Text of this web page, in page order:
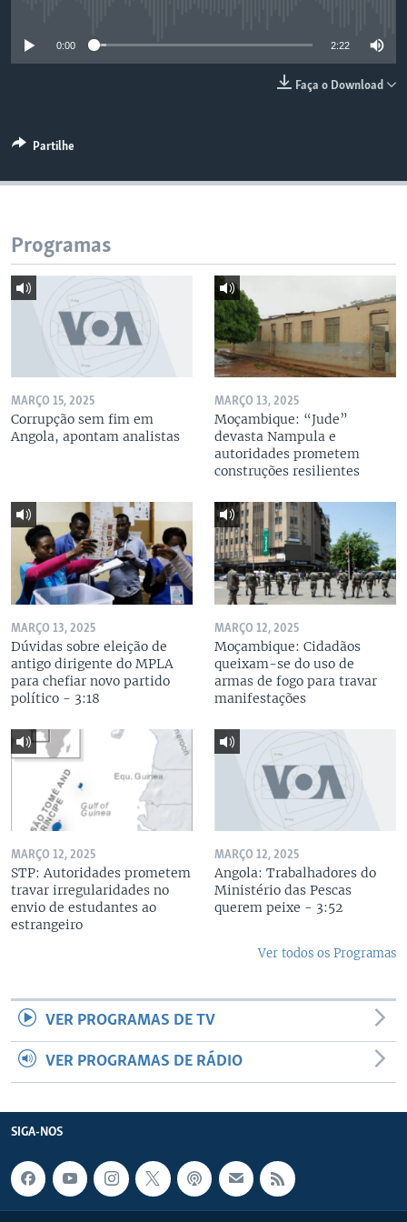
0:00 2:22
Faça o Download
Partilhe
Programas
MARÇO 15, 2025
Corrupção sem fim em
Angola, apontam analistas
MARÇO 13, 2025
Moçambique: “Jude”
devasta Nampula e
autoridades prometem
construções resilientes
MARÇO 13, 2025
Dúvidas sobre eleição de
antigo dirigente do MPLA
para chefiar novo partido
político - 3:18
MARÇO 12, 2025
Moçambique: Cidadãos
queixam-se do uso de
armas de fogo para travar
manifestações
MARÇO 12, 2025
STP: Autoridades prometem
travar irregularidades no
envio de estudantes ao
estrangeiro
MARÇO 12, 2025
Angola: Trabalhadores do
Ministério das Pescas
querem peixe - 3:52
Ver todos os Programas
VER PROGRAMAS DE TV
VER PROGRAMAS DE RÁDIO
SIGA-NOS